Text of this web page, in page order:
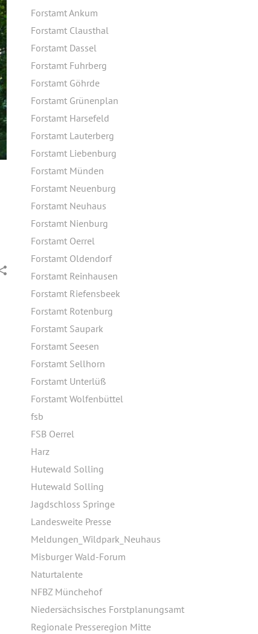
Forstamt Ankum
Forstamt Clausthal
Forstamt Dassel
Forstamt Fuhrberg
Forstamt Göhrde
Forstamt Grünenplan
Forstamt Harsefeld
Forstamt Lauterberg
Forstamt Liebenburg
Forstamt Münden
Forstamt Neuenburg
Forstamt Neuhaus
Forstamt Nienburg
Forstamt Oerrel
Forstamt Oldendorf
Forstamt Reinhausen
Forstamt Riefensbeek
Forstamt Rotenburg
Forstamt Saupark
Forstamt Seesen
Forstamt Sellhorn
Forstamt Unterlüß
Forstamt Wolfenbüttel
fsb
FSB Oerrel
Harz
Hutewald Solling
Hutewald Solling
Jagdschloss Springe
Landesweite Presse
Meldungen_Wildpark_Neuhaus
Misburger Wald-Forum
Naturtalente
NFBZ Münchehof
Niedersächsisches Forstplanungsamt
Regionale Presseregion Mitte